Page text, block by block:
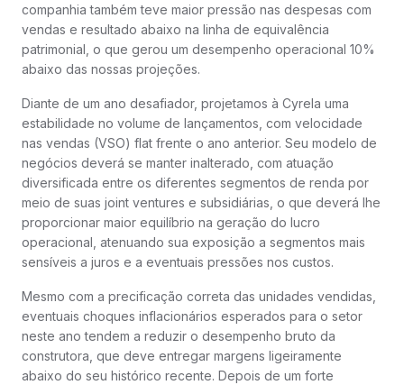
companhia também teve maior pressão nas despesas com
vendas e resultado abaixo na linha de equivalência
patrimonial, o que gerou um desempenho operacional 10%
abaixo das nossas projeções.
Diante de um ano desafiador, projetamos à Cyrela uma
estabilidade no volume de lançamentos, com velocidade
nas vendas (VSO) flat frente o ano anterior. Seu modelo de
negócios deverá se manter inalterado, com atuação
diversificada entre os diferentes segmentos de renda por
meio de suas joint ventures e subsidiárias, o que deverá lhe
proporcionar maior equilíbrio na geração do lucro
operacional, atenuando sua exposição a segmentos mais
sensíveis a juros e a eventuais pressões nos custos.
Mesmo com a precificação correta das unidades vendidas,
eventuais choques inflacionários esperados para o setor
neste ano tendem a reduzir o desempenho bruto da
construtora, que deve entregar margens ligeiramente
abaixo do seu histórico recente. Depois de um forte